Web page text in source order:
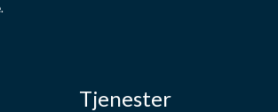
Tjenester